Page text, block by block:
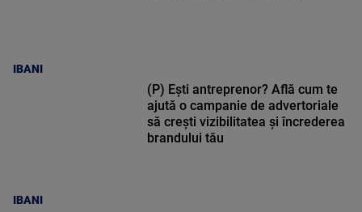
IBANI
IBANI
(P) Ești antreprenor? Află cum te
ajută o campanie de advertoriale
să crești vizibilitatea și încrederea
brandului tău